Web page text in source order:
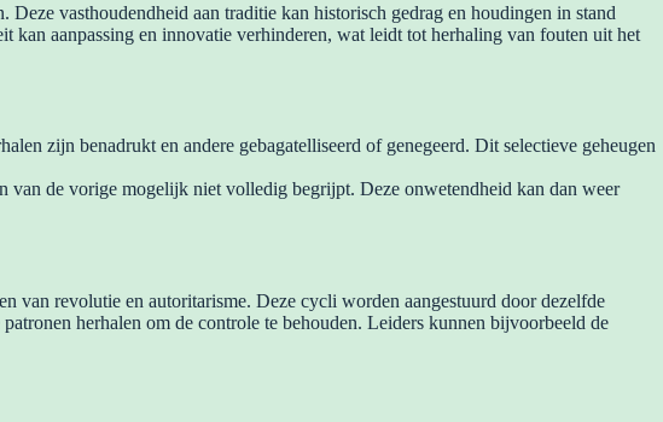
vasthoudendheid aan traditie kan historisch gedrag en houdingen in stand
kan aanpassing en innovatie verhinderen, wat leidt tot herhaling van fouten uit het
zijn benadrukt en andere gebagatelliseerd of genegeerd. Dit selectieve geheugen
van de vorige mogelijk niet volledig begrijpt. Deze onwetendheid kan dan weer
van revolutie en autoritarisme. Deze cycli worden aangestuurd door dezelfde
herhalen om de controle te behouden. Leiders kunnen bijvoorbeeld de